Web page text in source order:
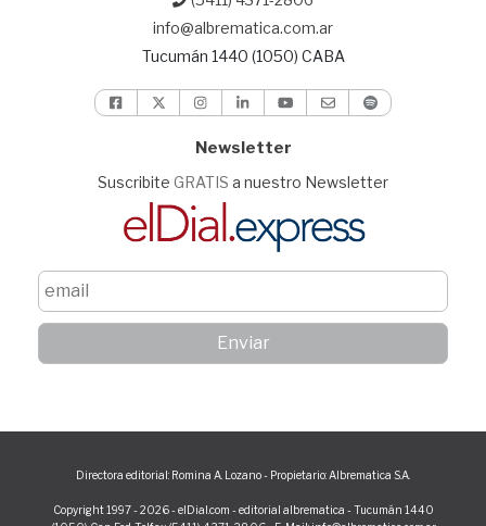
info@albrematica.com.ar
Tucumán 1440 (1050) CABA
Newsletter
Suscribite GRATIS a nuestro Newsletter
Directora editorial: Romina A. Lozano - Propietario: Albrematica S.A.
Copyright 1997 - 2026 - elDial.com - editorial albrematica - Tucumán 1440